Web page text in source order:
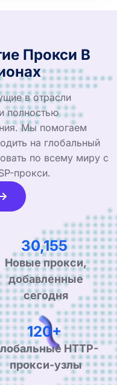
Прокси В
в отрасли
полностью
Мы помогаем
на глобальный
по всему миру с
прокси.
46,537
Новые прокси,
добавленные
сегодня
190+
HTTP-
прокси-узлы